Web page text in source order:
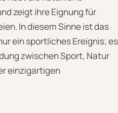
zeigt ihre Eignung für
In diesem Sinne ist das
ein sportliches Ereignis; es
zwischen Sport, Natur
einzigartigen